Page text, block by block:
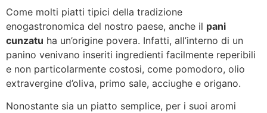
Come molti piatti tipici della tradizione
enogastronomica del nostro paese, anche il pani
cunzatu ha un’origine povera. Infatti, all’interno di un
panino venivano inseriti ingredienti facilmente reperibili
e non particolarmente costosi, come pomodoro, olio
extravergine d’oliva, primo sale, acciughe e origano.
Nonostante sia un piatto semplice, per i suoi aromi